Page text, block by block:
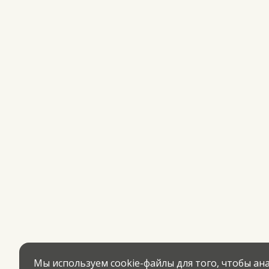
Мы используем cookie-файлы для того, чтобы